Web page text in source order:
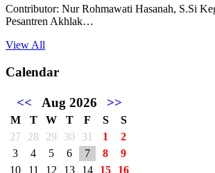
Contributor: Nur Rohmawati Hasanah, S.Si
Pesantren Akhlak…
View All
Calendar
<< Aug 2026 >>
M T W T F S
S
27
28 29 30 31 1
2
3
4 5 6 7 8
9
10
11 12 13 14 15 16